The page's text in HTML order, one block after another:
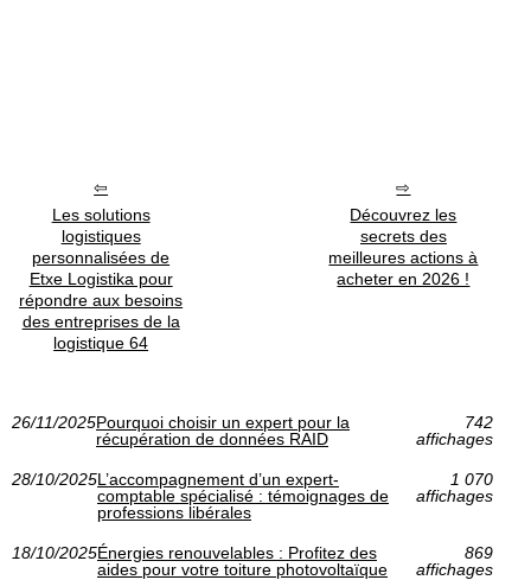
Les solutions
logistiques
personnalisées de
Etxe Logistika pour
répondre aux besoins
des entreprises de la
logistique 64
Découvrez les
secrets des
meilleures actions à
acheter en 2026 !
26/11/2025Pourquoi choisir un expert pour la
récupération de données RAID
742
affichages
28/10/2025L’accompagnement d’un expert-
comptable spécialisé : témoignages de
professions libérales
1 070
affichages
18/10/2025Énergies renouvelables : Profitez des
aides pour votre toiture photovoltaïque
869
affichages